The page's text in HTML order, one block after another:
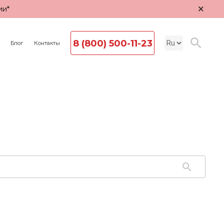
×
Блог Контакты 8 (800) 500-11-23